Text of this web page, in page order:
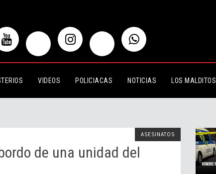
VIDEOS POLICIACAS NOTICIAS LOS MALDITOS
unidad del TP en Tlajomulco
ASESINATOS
de una unidad del